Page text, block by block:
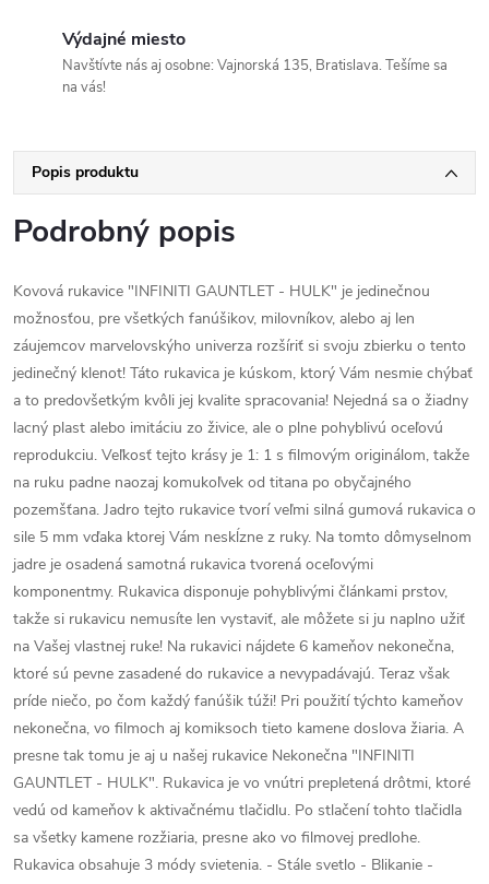
Výdajné miesto
Navštívte nás aj osobne: Vajnorská 135, Bratislava. Tešíme sa
na vás!
Popis produktu
Podrobný popis
Kovová rukavice "INFINITI GAUNTLET - HULK" je jedinečnou
možnosťou, pre všetkých fanúšikov, milovníkov, alebo aj len
záujemcov marvelovskýho univerza rozšíriť si svoju zbierku o tento
jedinečný klenot! Táto rukavica je kúskom, ktorý Vám nesmie chýbať
a to predovšetkým kvôli jej kvalite spracovania! Nejedná sa o žiadny
lacný plast alebo imitáciu zo živice, ale o plne pohyblivú oceľovú
reprodukciu. Veľkosť tejto krásy je 1: 1 s filmovým originálom, takže
na ruku padne naozaj komukoľvek od titana po obyčajného
pozemšťana. Jadro tejto rukavice tvorí veľmi silná gumová rukavica o
sile 5 mm vďaka ktorej Vám neskĺzne z ruky. Na tomto dômyselnom
jadre je osadená samotná rukavica tvorená oceľovými
komponentmy. Rukavica disponuje pohyblivými článkami prstov,
takže si rukavicu nemusíte len vystaviť, ale môžete si ju naplno užiť
na Vašej vlastnej ruke! Na rukavici nájdete 6 kameňov nekonečna,
ktoré sú pevne zasadené do rukavice a nevypadávajú. Teraz však
príde niečo, po čom každý fanúšik túži! Pri použití týchto kameňov
nekonečna, vo filmoch aj komiksoch tieto kamene doslova žiaria. A
presne tak tomu je aj u našej rukavice Nekonečna "INFINITI
GAUNTLET - HULK". Rukavica je vo vnútri prepletená drôtmi, ktoré
vedú od kameňov k aktivačnému tlačidlu. Po stlačení tohto tlačidla
sa všetky kamene rozžiaria, presne ako vo filmovej predlohe.
Rukavica obsahuje 3 módy svietenia. - Stále svetlo - Blikanie -